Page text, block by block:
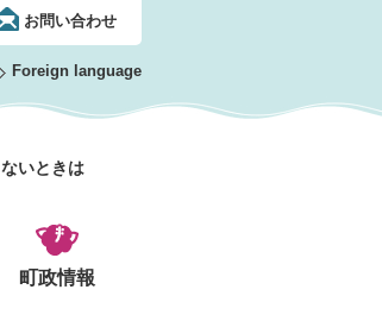
お問い合わせ
Foreign language
いときは
町政情報